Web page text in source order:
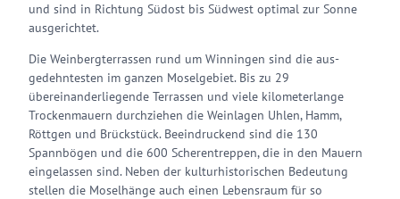
und sind in Richtung Südost bis Südwest optimal zur Sonne
ausgerichtet.
Die Weinbergterrassen rund um Winningen sind die aus-
gedehntesten im ganzen Moselgebiet. Bis zu 29
übereinanderliegende Terrassen und viele kilometerlange
Trockenmauern durchziehen die Weinlagen Uhlen, Hamm,
Röttgen und Brückstück. Beeindruckend sind die 130
Spannbögen und die 600 Scherentreppen, die in den Mauern
eingelassen sind. Neben der kulturhistorischen Bedeutung
stellen die Moselhänge auch einen Lebensraum für so